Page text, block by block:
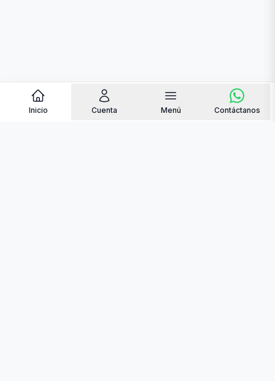
Inicio Cuenta Menú Contáctanos